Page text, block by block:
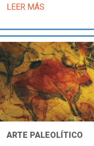
LEER MÁS
ARTE PALEOLÍTICO